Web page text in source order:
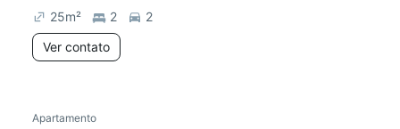
25m² 2
2
Ver contato
Redecorar
Apartamento